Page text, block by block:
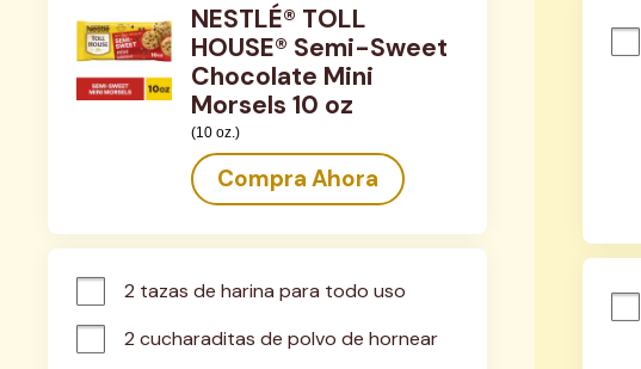
NESTLÉ® TOLL
HOUSE® Semi-Sweet
Chocolate Mini
Morsels 10 oz
(10 oz.)
Compra Ahora
2 tazas de harina para todo uso
2 cucharaditas de polvo de hornear